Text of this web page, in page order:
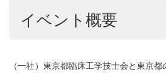
イベント概要
（一社）東京都臨床工学技士会と東京